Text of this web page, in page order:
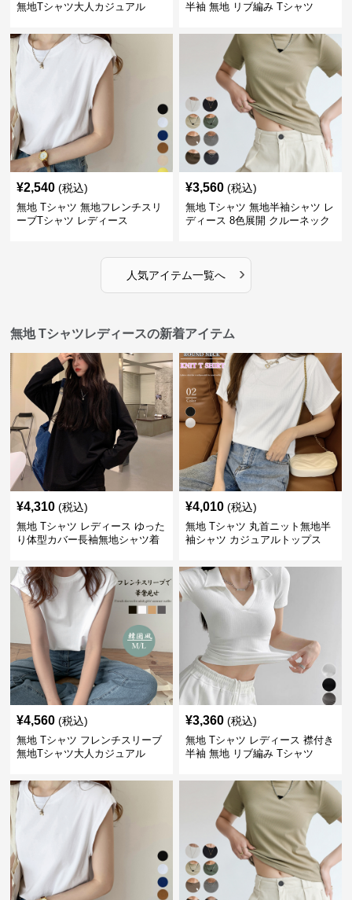
無地Tシャツ大人カジュアル
半袖 無地 リブ編み Tシャツ
¥2,540 (税込)
無地 Tシャツ 無地フレンチスリ
ーブTシャツ レディース
¥3,560 (税込)
無地 Tシャツ 無地半袖シャツ レ
ディース 8色展開 クルーネック
人気アイテム一覧へ ›
無地 Tシャツレディースの新着アイテム
¥4,310 (税込)
無地 Tシャツ レディース ゆった
り体型カバー長袖無地シャツ着
¥4,010 (税込)
無地 Tシャツ 丸首ニット無地半
袖シャツ カジュアルトップス
¥4,560 (税込)
無地 Tシャツ フレンチスリーブ
無地Tシャツ大人カジュアル
¥3,360 (税込)
無地 Tシャツ レディース 襟付き
半袖 無地 リブ編み Tシャツ